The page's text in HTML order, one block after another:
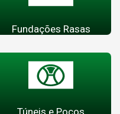
Fundações Rasas